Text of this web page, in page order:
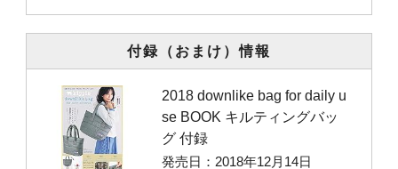
付録（おまけ）情報
2018 downlike bag for daily u
se BOOK キルティングバッ
グ 付録
発売日：2018年12月14日